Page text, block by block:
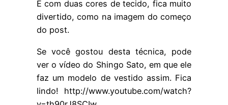
E com duas cores de tecido, fica muito
divertido, como na imagem do começo
do post.
Se você gostou desta técnica, pode
ver o vídeo do Shingo Sato, em que ele
faz um modelo de vestido assim. Fica
lindo! http://www.youtube.com/watch?